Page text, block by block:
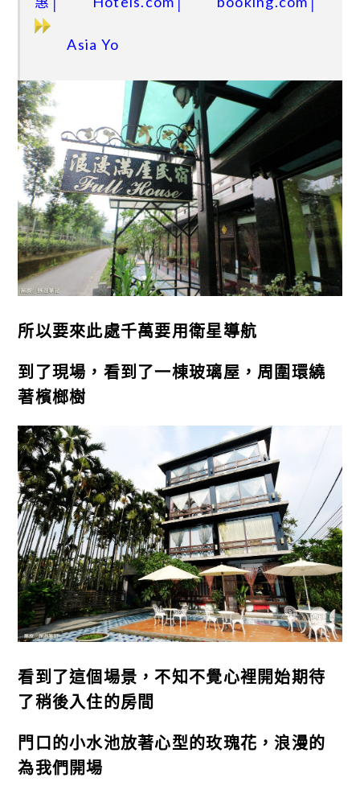
Asia Yo
所以要來此處千萬要用衛星導航
到了現場，看到了一棟玻璃屋，周圍環繞
著檳榔樹
看到了這個場景，不知不覺心裡開始期待
了稍後入住的房間
門口的小水池放著心型的玫瑰花，浪漫的
為我們開場